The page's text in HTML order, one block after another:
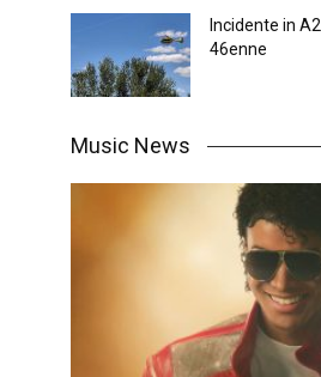
Incidente in
46enne
Music News